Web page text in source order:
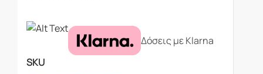
Δόσεις με Klarna
SKU